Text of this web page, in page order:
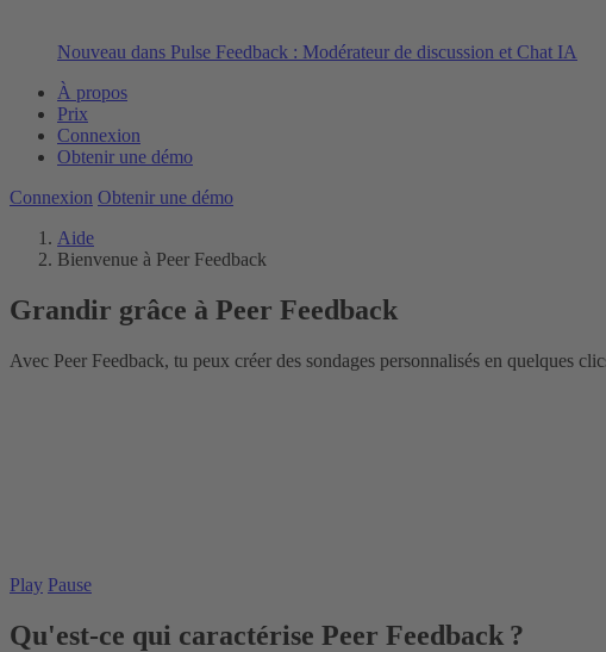
Nouveau dans Pulse Feedback : Modérateur de discussion et Chat IA
À propos
Prix
Connexion
Obtenir une démo
Connexion Obtenir une démo
Aide
Bienvenue à Peer Feedback
Grandir grâce à Peer Feedback
Avec Peer Feedback, tu peux créer des sondages personnalisés en quelques
Play Pause
Qu'est-ce qui caractérise Peer Feedback ?